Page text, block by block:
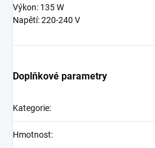
Výkon: 135 W
Napětí: 220-240 V
Doplňkové parametry
Kategorie:
Hmotnost: